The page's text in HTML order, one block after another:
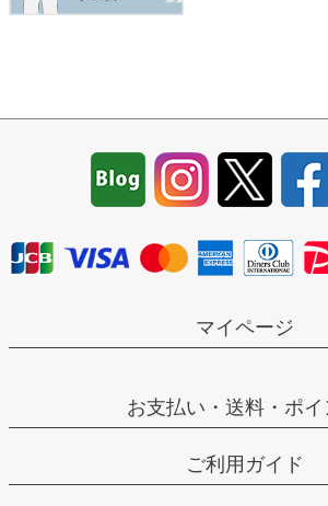
マイページ
お支払い・送料・ポイ
ご利用ガイド